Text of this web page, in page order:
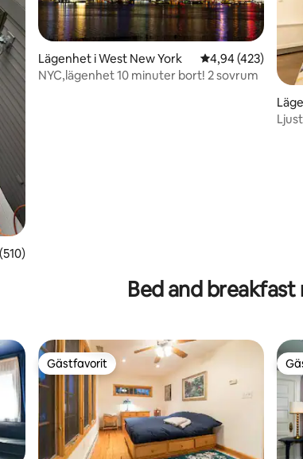
5 i genomsnittligt betyg, 510 omdömen
Lägenhet i West New York 4,94 av 5 i
4,94 (423)
NYC,lägenhet 10 minuter bort! 2 sovrum
Bed and
Gästfavorit
Gästfavorit